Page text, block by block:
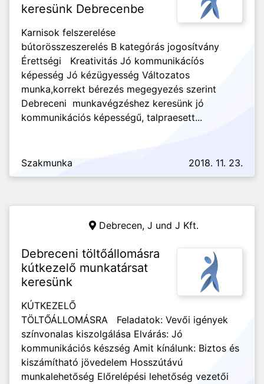
keresünk Debrecenbe
Karnisok felszerelése
bútorösszeszerelés B kategórás jogosítvány
Érettségi Kreativitás Jó kommunikácíós
képesség Jó kézügyesség Változatos
munka,korrekt bérezés megegyezés szerint
Debreceni munkavégzéshez keresünk jó
kommunikációs képességű, talpraesett...
Szakmunka 2018. 11. 23.
Debrecen, J und J Kft.
Debreceni töltőállomásra
kútkezelő munkatársat
keresünk
KÚTKEZELŐ
TÖLTŐÁLLOMÁSRA Feladatok: Vevői igények
színvonalas kiszolgálása Elvárás: Jó
kommunikációs készség Amit kínálunk: Biztos és
kiszámítható jövedelem Hosszútávú
munkalehetőség Előrelépési lehetőség vezetői